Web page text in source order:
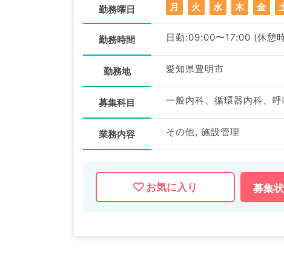
勤務曜日 月 火 水 木 金
勤務時間 日勤:09:00〜17:00 (休憩
勤務地 愛知県豊明市
募集科目 一般内科、循環器内科、
業務内容 その他, 施設管理
お気に入り 募集